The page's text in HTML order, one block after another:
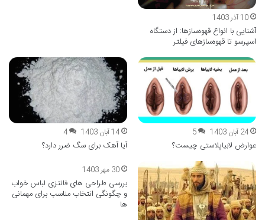
10 آذر 1403
آشنایی با انواع قهوه‌سازها: از دستگاه
اسپرسو تا قهوه‌سازهای فیلتر
24 آبان 1403 5
عوارض لابیاپلاستی چیست؟
14 آبان 1403 4
آیا آهک برای سگ ضرر دارد؟
30 مهر 1403
بررسی طراحی های فانتزی لباس خواب
و چگونگی انتخاب مناسب برای مهمانی
ها